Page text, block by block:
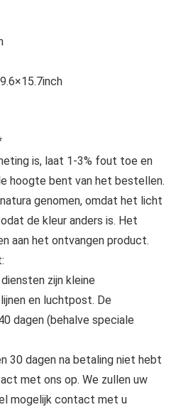
is, laat 1-3% fout toe en
hoogte bent van het bestellen.
genomen, omdat het licht
de kleur anders is. Het
aan het ontvangen product.
zijn kleine
en luchtpost. De
dagen (behalve speciale
30 dagen na betaling niet hebt
met ons op. We zullen uw
mogelijk contact met u